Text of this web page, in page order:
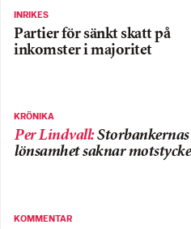
INRIKES
Partier för sänkt skatt på
inkomster i majoritet
KRÖNIKA
Per Lindvall:Storbankernas
lönsamhet saknar motstycke
KOMMENTAR